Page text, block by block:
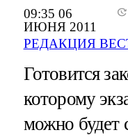
09:35 06
ИЮНЯ 2011
РЕДАКЦИЯ
Готовится
которому
можно будет